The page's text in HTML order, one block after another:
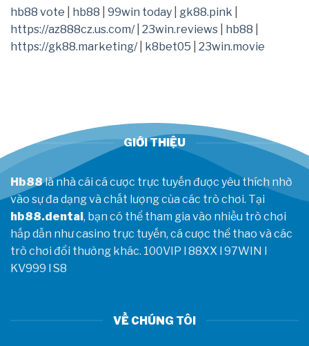
nay
tìm
ra
nguyên
nhân
sa
trước
CKTG
2026
hb88 vote hb88 99win today gk88.pink
https://az888cz.us.com/| 23win.reviews hb88
https://gk88.marketing/| k8bet05 23win.movie
GIỚI THIỆU
Hb88là nhà cái cá cược trực tuyến được yêu thích nhờ
vào sự đa dạng và chất lượng của các trò chơi. Tại
hb88.dental, bạn có thể tham gia vào nhiều trò chơi
hấp dẫn như casino trực tuyến, cá cược thể thao và các
trò chơi đổi thưởng khác. 100VIP l 88XX l 97WIN l
KV999 l S8
VỀ CHÚNG TÔI